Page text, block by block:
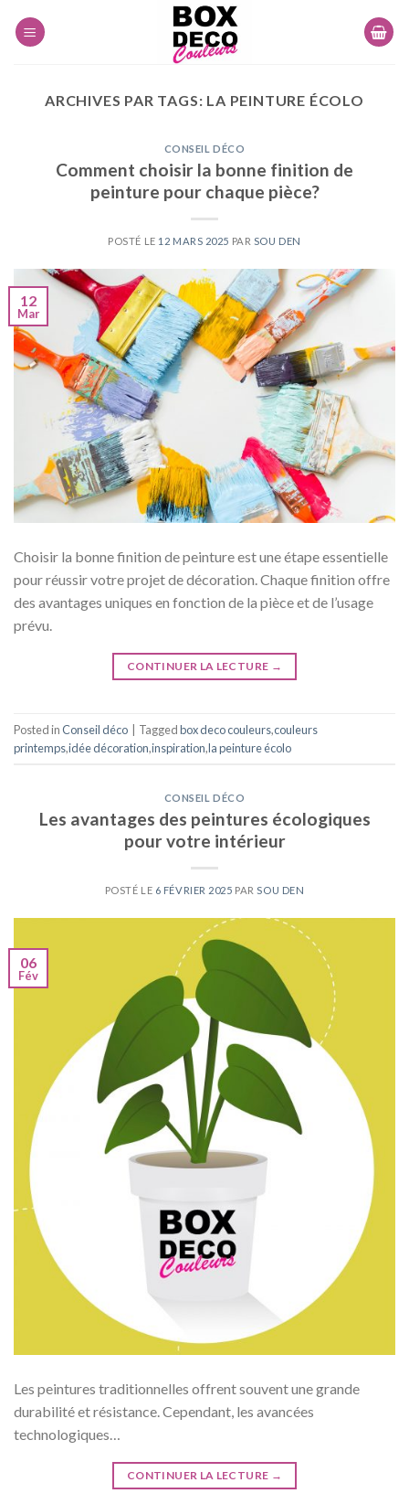
ARCHIVES PAR TAGS: LA PEINTURE ÉCOLO
CONSEIL DÉCO
Comment choisir la bonne finition de
peinture pour chaque pièce?
POSTÉ LE 12 MARS 2025 PAR SOU DEN
12
Mar
Choisir la bonne finition de peinture est une étape essentielle
pour réussir votre projet de décoration. Chaque finition offre
des avantages uniques en fonction de la pièce et de l’usage
prévu.
CONTINUER LA LECTURE →
Posted inConseil déco Taggedbox deco couleurs,couleurs
printemps,idée décoration,inspiration,la peinture écolo
CONSEIL DÉCO
Les avantages des peintures écologiques
pour votre intérieur
POSTÉ LE 6 FÉVRIER 2025 PARSOU DEN
06
Fév
Les peintures traditionnelles offrent souvent une grande
durabilité et résistance. Cependant, les avancées
technologiques…
CONTINUER LA LECTURE →